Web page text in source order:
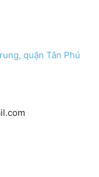
quận Tân Phú